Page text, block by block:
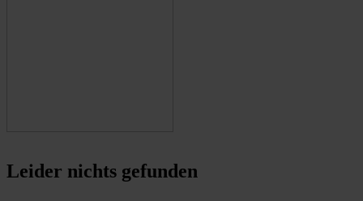
Leider nichts gefunden